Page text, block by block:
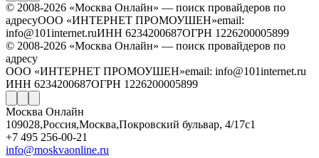
© 2008-2026 «Москва Онлайн» — поиск провайдеров по
адресуООО «ИНТЕРНЕТ ПРОМОУШЕН»email:
info@101internet.ruИНН 6234200687ОГРН 1226200005899
© 2008-2026 «Москва Онлайн» — поиск провайдеров по
адресу
ООО «ИНТЕРНЕТ ПРОМОУШЕН»email: info@101internet.ru
ИНН 6234200687ОГРН 1226200005899
Москва Онлайн
109028,Россия,Москва,Покровский бульвар, 4/17с1
+7 495 256-00-21
info@moskvaonline.ru